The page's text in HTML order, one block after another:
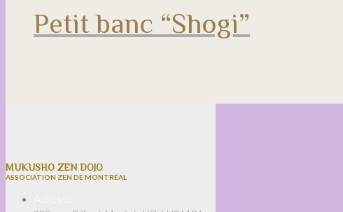
Petit banc “Shogi”
MUKUSHO ZEN DOJO
ASSOCIATION ZEN DE MONTRÉAL